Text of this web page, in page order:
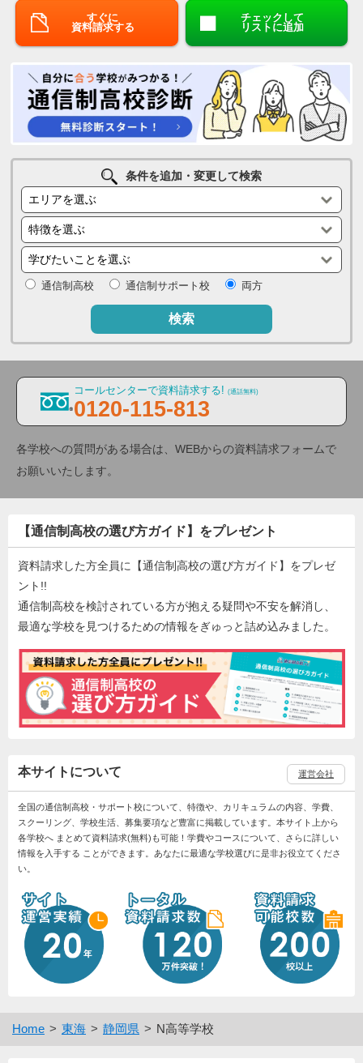
すぐに
資料請求する
チェックして
リストに追加
条件を追加・変更して検索
通信制高校 通信制サポート校 両方
検索
コールセンターで資料請求する! (通話無料)
0120-115-813
各学校への質問がある場合は、WEBからの資料請求フォームで
お願いいたします。
【通信制高校の選び方ガイド】をプレゼント
資料請求した方全員に【通信制高校の選び方ガイド】をプレゼ
ント!!
通信制高校を検討されている方が抱える疑問や不安を解消し、
最適な学校を見つけるための情報をぎゅっと詰め込みました。
本サイトについて 運営会社
全国の通信制高校・サポート校について、特徴や、カリキュラムの内容、学費、
スクーリング、学校生活、募集要項など豊富に掲載しています。本サイト上から
各学校へ まとめて資料請求(無料)も可能！学費やコースについて、さらに詳しい
情報を入手する ことができます。あなたに最適な学校選びに是非お役立てくださ
い。
Home 東海 静岡県 N高等学校